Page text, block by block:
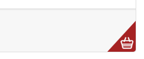
Lasers Simple Et Mp3 (rack 19")